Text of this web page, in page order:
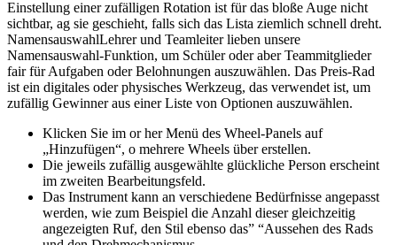
Einstellung einer zufälligen Rotation ist für das bloße Auge nicht
sichtbar, ag sie geschieht, falls sich das Lista ziemlich schnell dreht.
NamensauswahlLehrer und Teamleiter lieben unsere
Namensauswahl-Funktion, um Schüler oder aber Teammitglieder
fair für Aufgaben oder Belohnungen auszuwählen. Das Preis-Rad
ist ein digitales oder physisches Werkzeug, das verwendet ist, um
zufällig Gewinner aus einer Liste von Optionen auszuwählen.
Klicken Sie im or her Menü des Wheel-Panels auf
„Hinzufügen“, o mehrere Wheels über erstellen.
Die jeweils zufällig ausgewählte glückliche Person erscheint
im zweiten Bearbeitungsfeld.
Das Instrument kann an verschiedene Bedürfnisse angepasst
werden, wie zum Beispiel die Anzahl dieser gleichzeitig
angezeigten Ruf, den Stil ebenso das” “Aussehen des Rads